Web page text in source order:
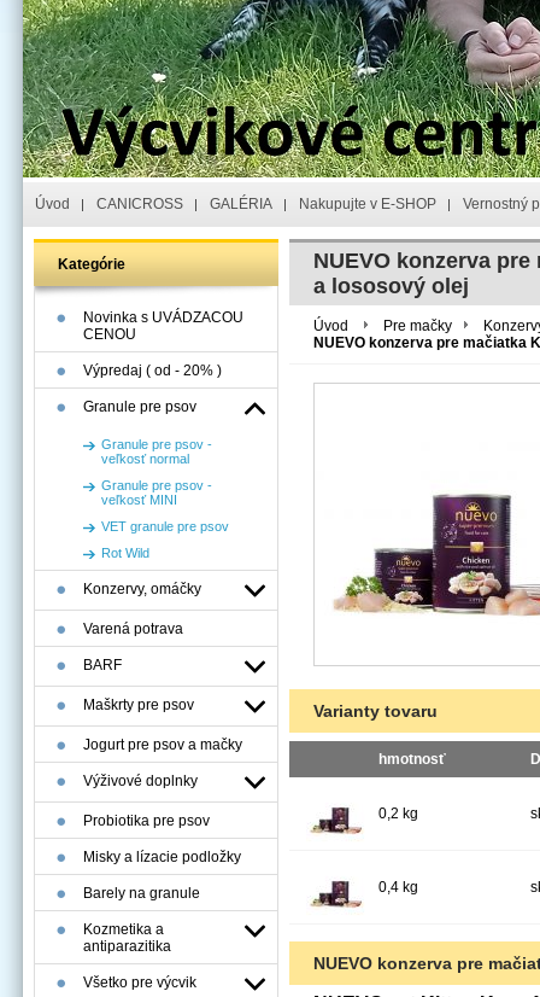
Úvod CANICROSS GALÉRIA Nakupujte v E-SHOP Vernostný
Kategórie
Novinka s UVÁDZACOU
CENOU
Výpredaj ( od - 20% )
Granule pre psov
Granule pre psov -
veľkosť normal
Granule pre psov -
veľkosť MINI
VET granule pre psov
Rot Wild
Konzervy, omáčky
Varená potrava
BARF
Maškrty pre psov
Jogurt pre psov a mačky
Výživové doplnky
Probiotika pre psov
Misky a lízacie podložky
Barely na granule
Kozmetika a
antiparazitika
Všetko pre výcvik
NUEVO konzerva
a lososový olej
Úvod Pre mačky
NUEVO konzerva pre mačiatka
Varianty tovaru
hmotnosť
0,2 kg
0,4 kg
NUEVO konzerva pre